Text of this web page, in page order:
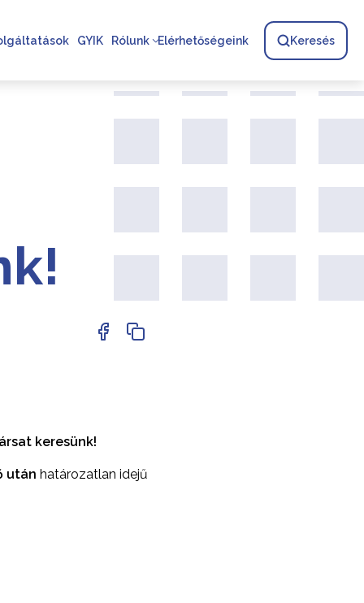
GYIK Rólunk Elérhetőségeink Keresés
keresünk!
utánhatározatlan idejű